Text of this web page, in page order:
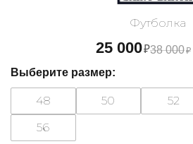
Футболка
25 000₽38 000₽
Выберите размер:
48 50 52
56